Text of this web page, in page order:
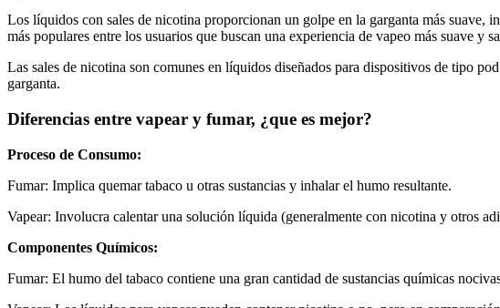
Los líquidos con sales de nicotina proporcionan un golpe en la garganta más suave,
más populares entre los usuarios que buscan una experiencia de vapeo más suave y
Las sales de nicotina son comunes en líquidos diseñados para dispositivos de tipo
garganta.
Diferencias entre vapear y fumar, ¿que es mejor?
Proceso de Consumo:
Fumar: Implica quemar tabaco u otras sustancias y inhalar el humo resultante.
Vapear: Involucra calentar una solución líquida (generalmente con nicotina y otros
Componentes Químicos:
Fumar: El humo del tabaco contiene una gran cantidad de sustancias químicas